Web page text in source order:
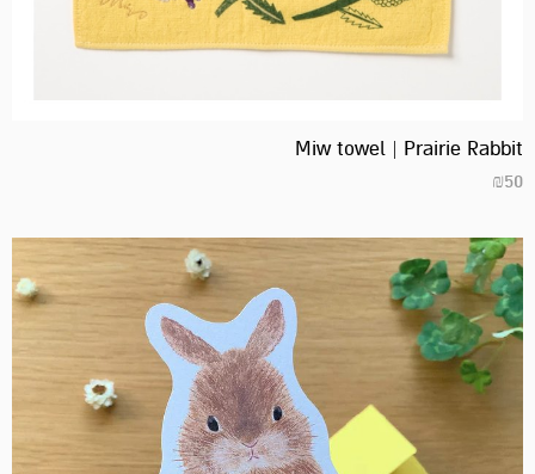
Miw towel | Prairie Rabbit
₪50